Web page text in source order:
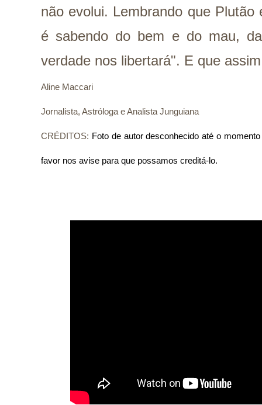
não evolui. Lembrando que
é sabendo do bem e do mau,
verdade nos libertará". E que
Aline Maccari
Jornalista, Astróloga e Analista Junguiana
CRÉDITOS: Foto de autor desconhecido até o
favor nos avise para que possamos creditá-lo.